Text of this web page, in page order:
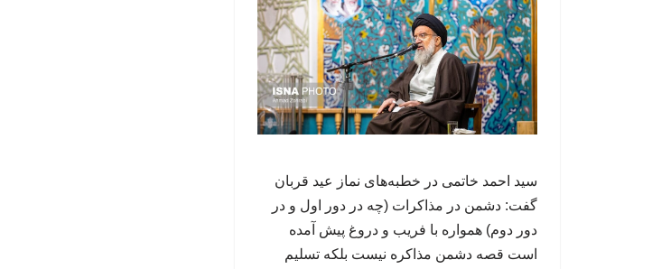
سید احمد خاتمی در خطبه‌های نماز عید قربان
گفت: دشمن در مذاکرات (چه در دور اول و در
دور دوم) همواره با فریب و دروغ پیش آمده
است قصه دشمن مذاکره نیست بلکه تسلیم